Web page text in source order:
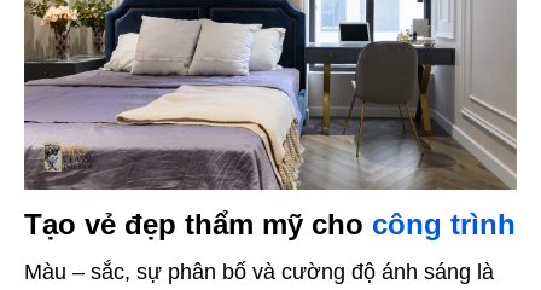
Tạo vẻ đẹp thẩm mỹ cho công trình
Màu – sắc, sự phân bố và cường độ ánh sáng là